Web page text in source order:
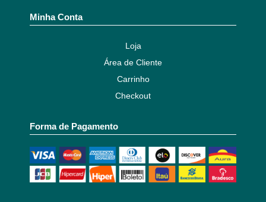
Minha Conta
Loja
Área de Cliente
Carrinho
Checkout
Forma de Pagamento